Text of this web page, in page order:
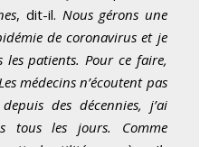
, dit-il. Nous gérons une
de coronavirus et je
les patients. Pour ce faire,
médecins n’écoutent pas
des décennies, j’ai
tous les jours. Comme